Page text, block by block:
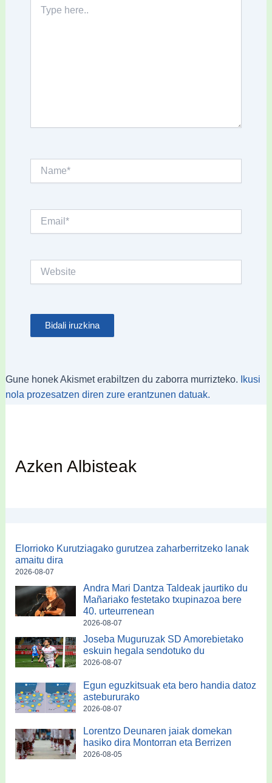
here..
Gune honek Akismet erabiltzen du zaborra murrizteko.
Ikusi
nola prozesatzen diren zure erantzunen datuak.
Azken Albisteak
Elorrioko Kurutziagako gurutzea zaharberritzeko lanak
amaitu dira
2026-08-07
Andra Mari Dantza Taldeak jaurtiko du
Mañariako festetako txupinazoa bere
40. urteurrenean
2026-08-07
Joseba Muguruzak SD Amorebietako
eskuin hegala sendotuko du
2026-08-07
Egun eguzkitsuak eta bero handia datoz
astebururako
2026-08-07
Lorentzo Deunaren jaiak domekan
hasiko dira Montorran eta Berrizen
2026-08-05